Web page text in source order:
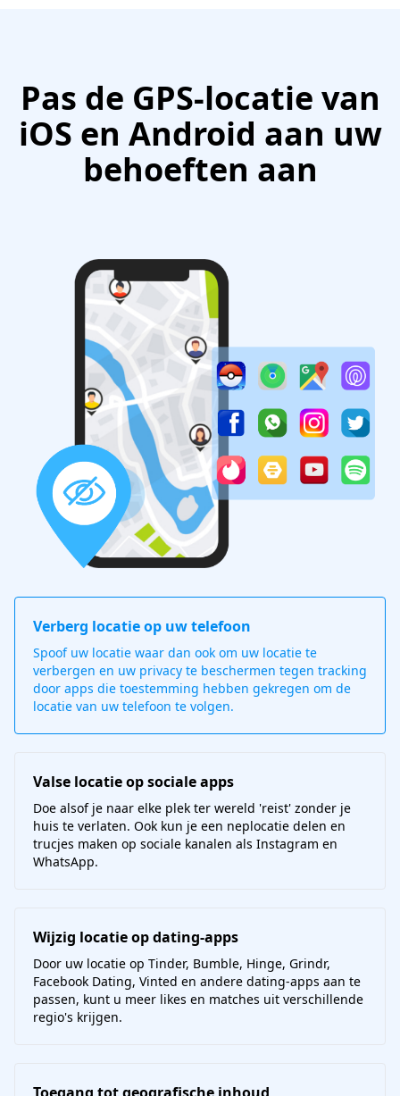
Pas de GPS-locatie van
iOS en Android aan uw
behoeften aan
Verberg locatie op uw telefoon
Spoof uw locatie waar dan ook om uw locatie te
verbergen en uw privacy te beschermen tegen tracking
door apps die toestemming hebben gekregen om de
locatie van uw telefoon te volgen.
Valse locatie op sociale apps
Doe alsof je naar elke plek ter wereld 'reist' zonder je
huis te verlaten. Ook kun je een neplocatie delen en
trucjes maken op sociale kanalen als Instagram en
WhatsApp.
Wijzig locatie op dating-apps
Door uw locatie op Tinder, Bumble, Hinge, Grindr,
Facebook Dating, Vinted en andere dating-apps aan te
passen, kunt u meer likes en matches uit verschillende
regio's krijgen.